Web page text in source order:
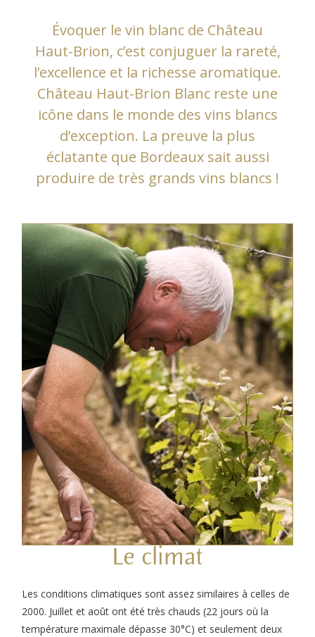
Évoquer le vin blanc de Château
Haut-Brion, c’est conjuguer la rareté,
l’excellence et la richesse aromatique.
Château Haut-Brion Blanc reste une
icône dans le monde des vins blancs
d’exception. La preuve la plus
éclatante que Bordeaux sait aussi
produire de très grands vins blancs !
Le climat
Les conditions climatiques sont assez similaires à celles de
2000. Juillet et août ont été très chauds (22 jours où la
température maximale dépasse 30°C) et seulement deux